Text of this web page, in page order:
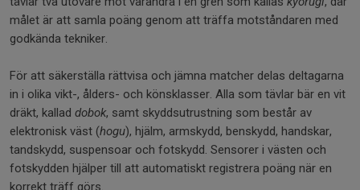
målet är att samla poäng genom att träffa motståndaren med
godkända tekniker.
För att säkerställa rättvisa och jämna matcher delas deltagarna
in i olika vikt-, ålders- och könsklasser. Alla som tävlar bär en vit
dräkt, kallad dobok, samt skyddsutrustning som består av
elektronisk väst (hogu), hjälm, armskydd, benskydd, handskar,
tandskydd, suspensoar och fotskydd. Sensorer i västen och
fotskydden hjälper till att automatiskt registrera poäng när en
korrekt träff görs.